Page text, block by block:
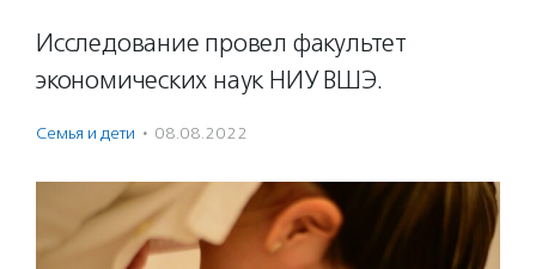
Исследование провел факультет
экономических наук НИУ ВШЭ.
Семья и дети · 08.08.2022